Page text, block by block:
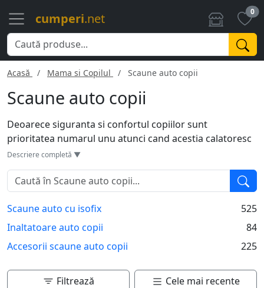
cumperi.net 0
Acasă Mama si Copilul Scaune auto copii
Scaune auto copii
Deoarece siguranta si confortul copiilor sunt
prioritatea numarul unu atunci cand acestia calatoresc
cu masina, este important sa folosesti scaune auto de
calitate pentru ca micutii sa calatoarasca in siguranta si
fara stres. Descopera cea mai variata gama de scaune
auto pentru copii si bebelusi pentru toate varstele, atat
cu isofix cat si fara. De asemenea, aici gasesti si toate
accesoriile necesare pentru scaune auto.
Descriere completă ▼
Scaune auto cu isofix
525
Inaltatoare auto copii
84
Accesorii scaune auto copii
225
Filtrează Cele mai recente